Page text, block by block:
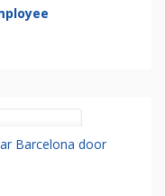
Barcelona door